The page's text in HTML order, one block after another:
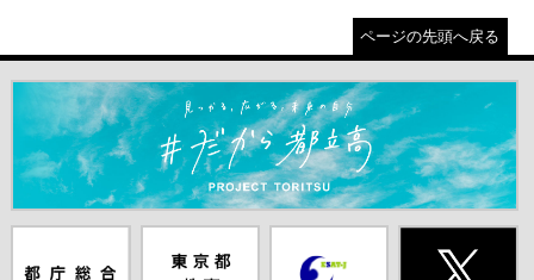
ページの先頭へ戻る
＃だから都立高（別ウインドウが開きます）
ムページ（別
員会（別ウイ
ピーキングテ
（別ウインド